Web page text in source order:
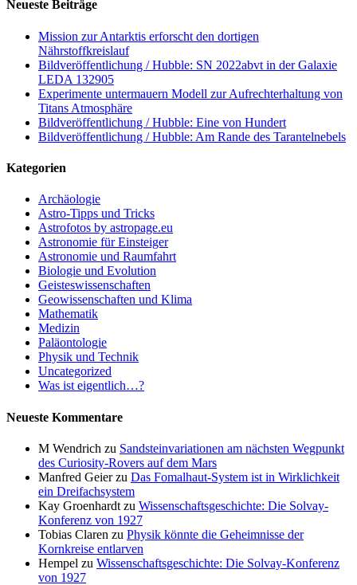
Neueste Beiträge
Mission zur Antarktis erforscht den dortigen
Nährstoffkreislauf
Bildveröffentlichung / Hubble: SN 2022abvt in der Galaxie
LEDA 132905
Experimente untermauern Modell zur Aufrechterhaltung von
Titans Atmosphäre
Bildveröffentlichung / Hubble: Eine von Hundert
Bildveröffentlichung / Hubble: Am Rande des Tarantelnebels
Kategorien
Archäologie
Astro-Tipps und Tricks
Astrofotos by astropage.eu
Astronomie für Einsteiger
Astronomie und Raumfahrt
Biologie und Evolution
Geisteswissenschaften
Geowissenschaften und Klima
Mathematik
Medizin
Paläontologie
Physik und Technik
Uncategorized
Was ist eigentlich…?
Neueste Kommentare
M Wendrich zu Sandsteinvariationen am nächsten Wegpunkt
des Curiosity-Rovers auf dem Mars
Manfred Geierzu Das Fomalhaut-System ist in Wirklichkeit
ein Dreifachsystem
Kay Groenhardt zu Wissenschaftsgeschichte: Die Solvay-
Konferenz von 1927
Tobias Claren zu Physik könnte die Geheimnisse der
Kornkreise entlarven
Hempel zu Wissenschaftsgeschichte: Die Solvay-Konferenz
von 1927